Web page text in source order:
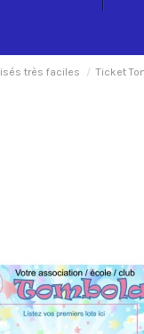
très faciles Ticket